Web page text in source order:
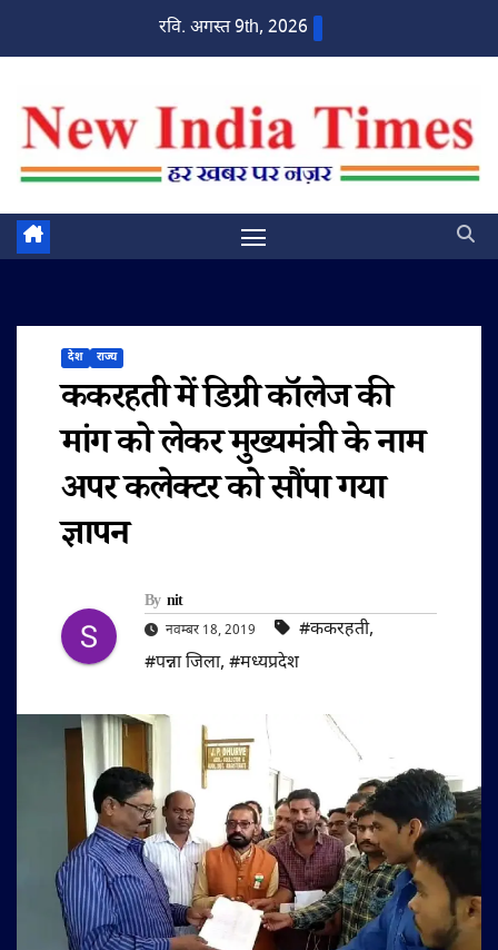
रवि. अगस्त 9th, 2026
देश राज्य
ककरहती में डिग्री कॉलेज की
मांग को लेकर मुख्यमंत्री के नाम
अपर कलेक्टर को सौंपा गया
ज्ञापन
By nit
नवम्बर 18, 2019 #ककरहती,
#पन्ना जिला, #मध्यप्रदेश